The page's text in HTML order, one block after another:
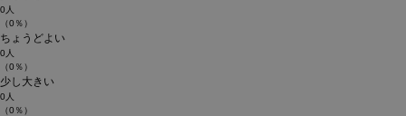
0人
（0％）
ちょうどよい
0人
（0％）
少し大きい
0人
（0％）